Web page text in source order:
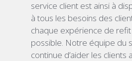
service client est ainsi à
à tous les besoins des
chaque expérience de
possible. Notre équipe du
continue d’aider les